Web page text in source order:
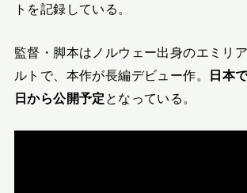
トを記録している。
監督・脚本はノルウェー出身のエミリ
ルトで、本作が長編デビュー作。
日本
日から公開予定 となっている。